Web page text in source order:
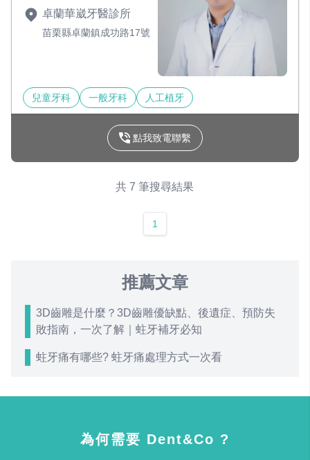
卓蘭華崴牙醫診所
苗栗縣卓蘭鎮成功路17號
兒童牙科 一般牙科 人工植牙
點我致電聯繫
共 7 筆搜尋結果
1
推薦文章
3D齒雕是什麼？3D齒雕優缺點、後遺症、預防失
敗指南，一次了解｜蛀牙補牙必知
蛀牙痛有哪些? 蛀牙痛處理方式一次看
為何需要 Dent&Co ?